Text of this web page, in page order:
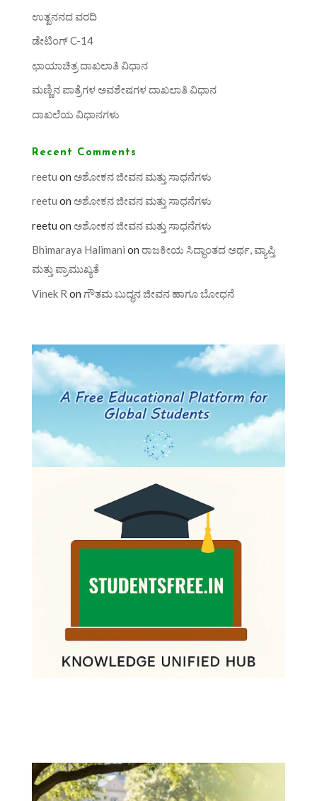
ಉತ್ಖನನದ ವರದಿ
ಡೇಟಿಂಗ್ C-14
ಛಾಯಾಚಿತ್ರ ದಾಖಲಾತಿ ವಿಧಾನ
ಮಣ್ಣಿನ ಪಾತ್ರೆಗಳ ಅವಶೇಷಗಳ ದಾಖಲಾತಿ ವಿಧಾನ
ದಾಖಲೆಯ ವಿಧಾನಗಳು
Recent Comments
reetu on ಅಶೋಕನ ಜೀವನ ಮತ್ತು ಸಾಧನೆಗಳು
reetu on ಅಶೋಕನ ಜೀವನ ಮತ್ತು ಸಾಧನೆಗಳು
reetu on ಅಶೋಕನ ಜೀವನ ಮತ್ತು ಸಾಧನೆಗಳು
Bhimaraya Halimani on ರಾಜಕೀಯ ಸಿದ್ಧಾಂತದ ಅರ್ಥ, ವ್ಯಾಪ್ತಿ
ಮತ್ತು ಪ್ರಾಮುಖ್ಯತೆ
Vinek R on ಗೌತಮ ಬುದ್ಧನ ಜೀವನ ಹಾಗೂ ಬೋಧನೆ